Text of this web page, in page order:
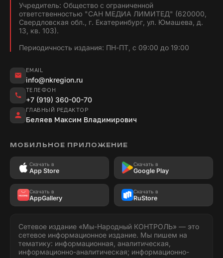
Учредитель: Общество с ограниченной
ответственностью "САН МЕДИА ЛИМИТЕД" (620000,
Свердловская обл., г. Екатеринбург, ул. Юмашева, д.
13, кв. 103).
Периодичность издания: ПН-ПТ, с 09:00 до 19:00
EMAIL
info@nkregion.ru
ТЕЛЕФОН
+7 (919) 360-00-70
ГЛАВНЫЙ РЕДАКТОР
Беляев Максим Владимирович
МОБИЛЬНОЕ ПРИЛОЖЕНИЕ
Скачать в
App Store
Скачать в
Google Play
Скачать в
AppGallery
Скачать в
RuStore
Сетевое издание «Мы-Народный КОНТРОЛЬ» — это
сетевое информационное издание. Мы пишем на
тематику: информационная, аналитическая,
информационно-аналитическая; информационно-